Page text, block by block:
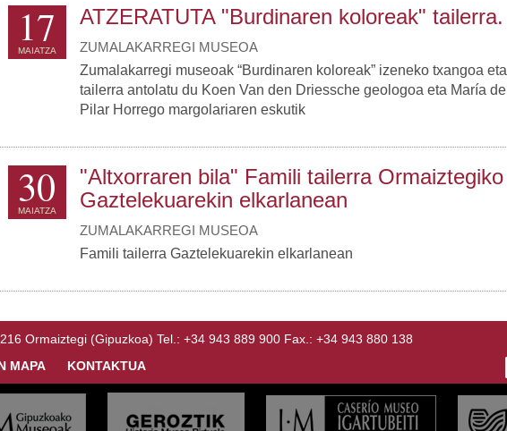
17
MAIATZA
ATZERATUTA "Burdinaren koloreak" tailerra.
ZUMALAKARREGI MUSEOA
Zumalakarregi museoak “Burdinaren koloreak” izeneko txangoa eta
tailerra antolatu du Koen Van den Driessche geologoa eta María del
Pilar Horrego margolariaren eskutik
30
MAIATZA
"Altxorraren bila" Famili tailerra Ormaiztegiko
Gaztelekuarekin elkarlanean
ZUMALAKARREGI MUSEOA
Famili tailerra Gaztelekuarekin elkarlanean
Ormaiztegi (Gipuzkoa) Tel.: +34 943 889 900 Fax.: +34 943 880 138
MAPA KONTAKTUA